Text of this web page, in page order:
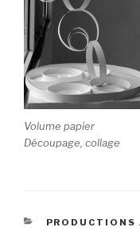
Volume papier
Découpage, collage
CATÉGORIES
PRODUCTIONS